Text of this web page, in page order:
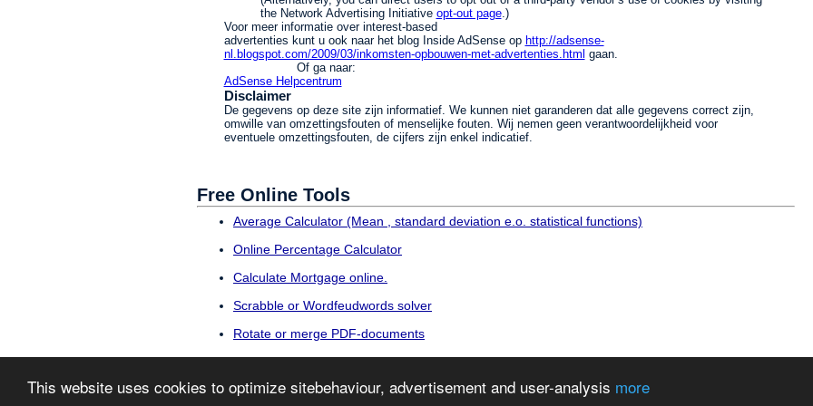
This website uses cookies to optimize sitebehaviour, advertisement and user-analysis more
the Network Advertising Initiative opt-out page.)
Voor meer informatie over interest-based
advertenties kunt u ook naar het blog Inside AdSense op http://adsense-
nl.blogspot.com/2009/03/inkomsten-opbouwen-met-advertenties.html gaan.
Of ga naar:
AdSense Helpcentrum
Disclaimer
De gegevens op deze site zijn informatief. We kunnen niet garanderen dat alle gegevens correct zijn,
omwille van omzettingsfouten of menselijke fouten. Wij nemen geen verantwoordelijkheid voor
eventuele omzettingsfouten, de cijfers zijn enkel indicatief.
Free Online Tools
Average Calculator (Mean , standard deviation e.o. statistical functions)
Online Percentage Calculator
Calculate Mortgage online.
Scrabble or Wordfeudwords solver
Rotate or merge PDF-documents
international Travel Agencies